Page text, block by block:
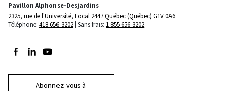
Pavillon Alphonse-Desjardins
2325, rue de l'Université, Local 2447Québec (Québec) G1V 0A6
Téléphone: 418 656-3202 Sans frais: 1 855 656-3202
Suivez-nous sur Facebook
Suivez-nous sur LinkedIn
Suivez-nous sur Youtube
Abonnez-vous à